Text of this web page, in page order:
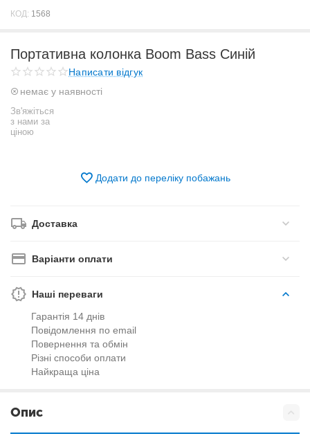
КОД: 1568
Портативна колонка Boom Bass Синій
Написати відгук
немає у наявності
Зв'яжіться
з нами за
ціною
Додати до переліку побажань
Доставка
Варіанти оплати
Наші переваги
Гарантія 14 днів
Повідомлення по email
Повернення та обмін
Різні способи оплати
Найкраща ціна
Опис